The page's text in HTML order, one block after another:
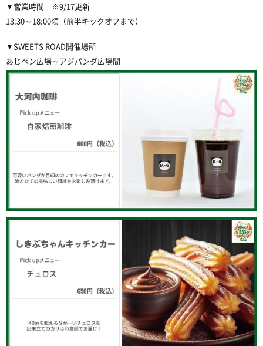
▼営業時間 ※9/17更新
13:30～18:00頃（前半キックオフまで）
▼SWEETS ROAD開催場所
あじペン広場～アジパンダ広場間